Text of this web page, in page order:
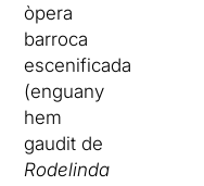
òpera
barroca
escenificada
(enguany
hem
gaudit de
Rodelinda